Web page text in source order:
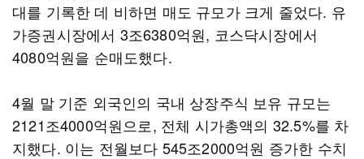
대를 기록한 데 비하면 매도 규모가 크게 줄었다. 유
가증권시장에서 3조6380억원, 코스닥시장에서
4080억원을 순매도했다.
4월 말 기준 외국인의 국내 상장주식 보유 규모는
2121조4000억원으로, 전체 시가총액의 32.5%를 차
지했다. 이는 전월보다 545조2000억원 증가한 수치